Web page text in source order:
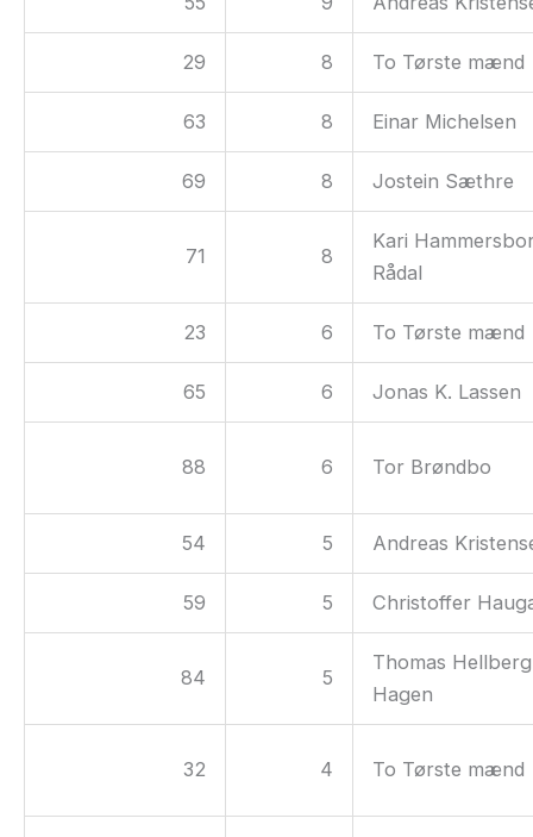
29 8 To Tørste mænd
63 8 Einar Michelsen
69 8 Jostein Sæthre
71 8
Kari
Rådal
23 6 To Tørste mænd
65 6 Jonas K. Lassen
88 6 Tor Brøndbo
54 5 Andreas
59 5 Christoffer
84 5
Thomas Hellberg
Hagen
32 4 To Tørste mænd